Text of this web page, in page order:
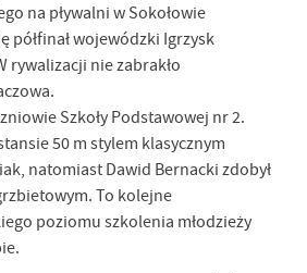
na pływalni w Sokołowie
półfinał wojewódzki Igrzysk
rywalizacji nie zabrakło
Szkoły Podstawowej nr 2.
50 m stylem klasycznym
natomiast Dawid Bernacki zdobył
To kolejne
poziomu szkolenia młodzieży